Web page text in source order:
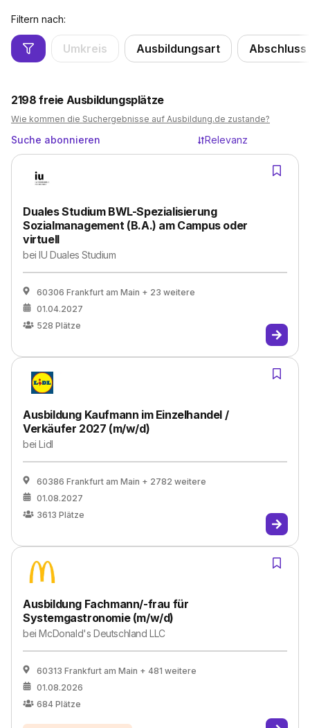
Filtern nach:
Umkreis Ausbildungsart Abschluss
2198 freie Ausbildungsplätze
Wie kommen die Suchergebnisse auf Ausbildung.de zustande?
Suche abonnieren Relevanz
Duales Studium BWL-Spezialisierung
Sozialmanagement (B.A.) am Campus oder
virtuell
beiIU Duales Studium
60306 Frankfurt am Main + 23 weitere
01.04.2027
528 Plätze
Ausbildung Kaufmann im Einzelhandel /
Verkäufer 2027 (m/w/d)
beiLidl
60386 Frankfurt am Main + 2782 weitere
01.08.2027
3613 Plätze
Ausbildung Fachmann/-frau für
Systemgastronomie (m/w/d)
beiMcDonald's Deutschland LLC
60313 Frankfurt am Main + 481 weitere
01.08.2026
684 Plätze